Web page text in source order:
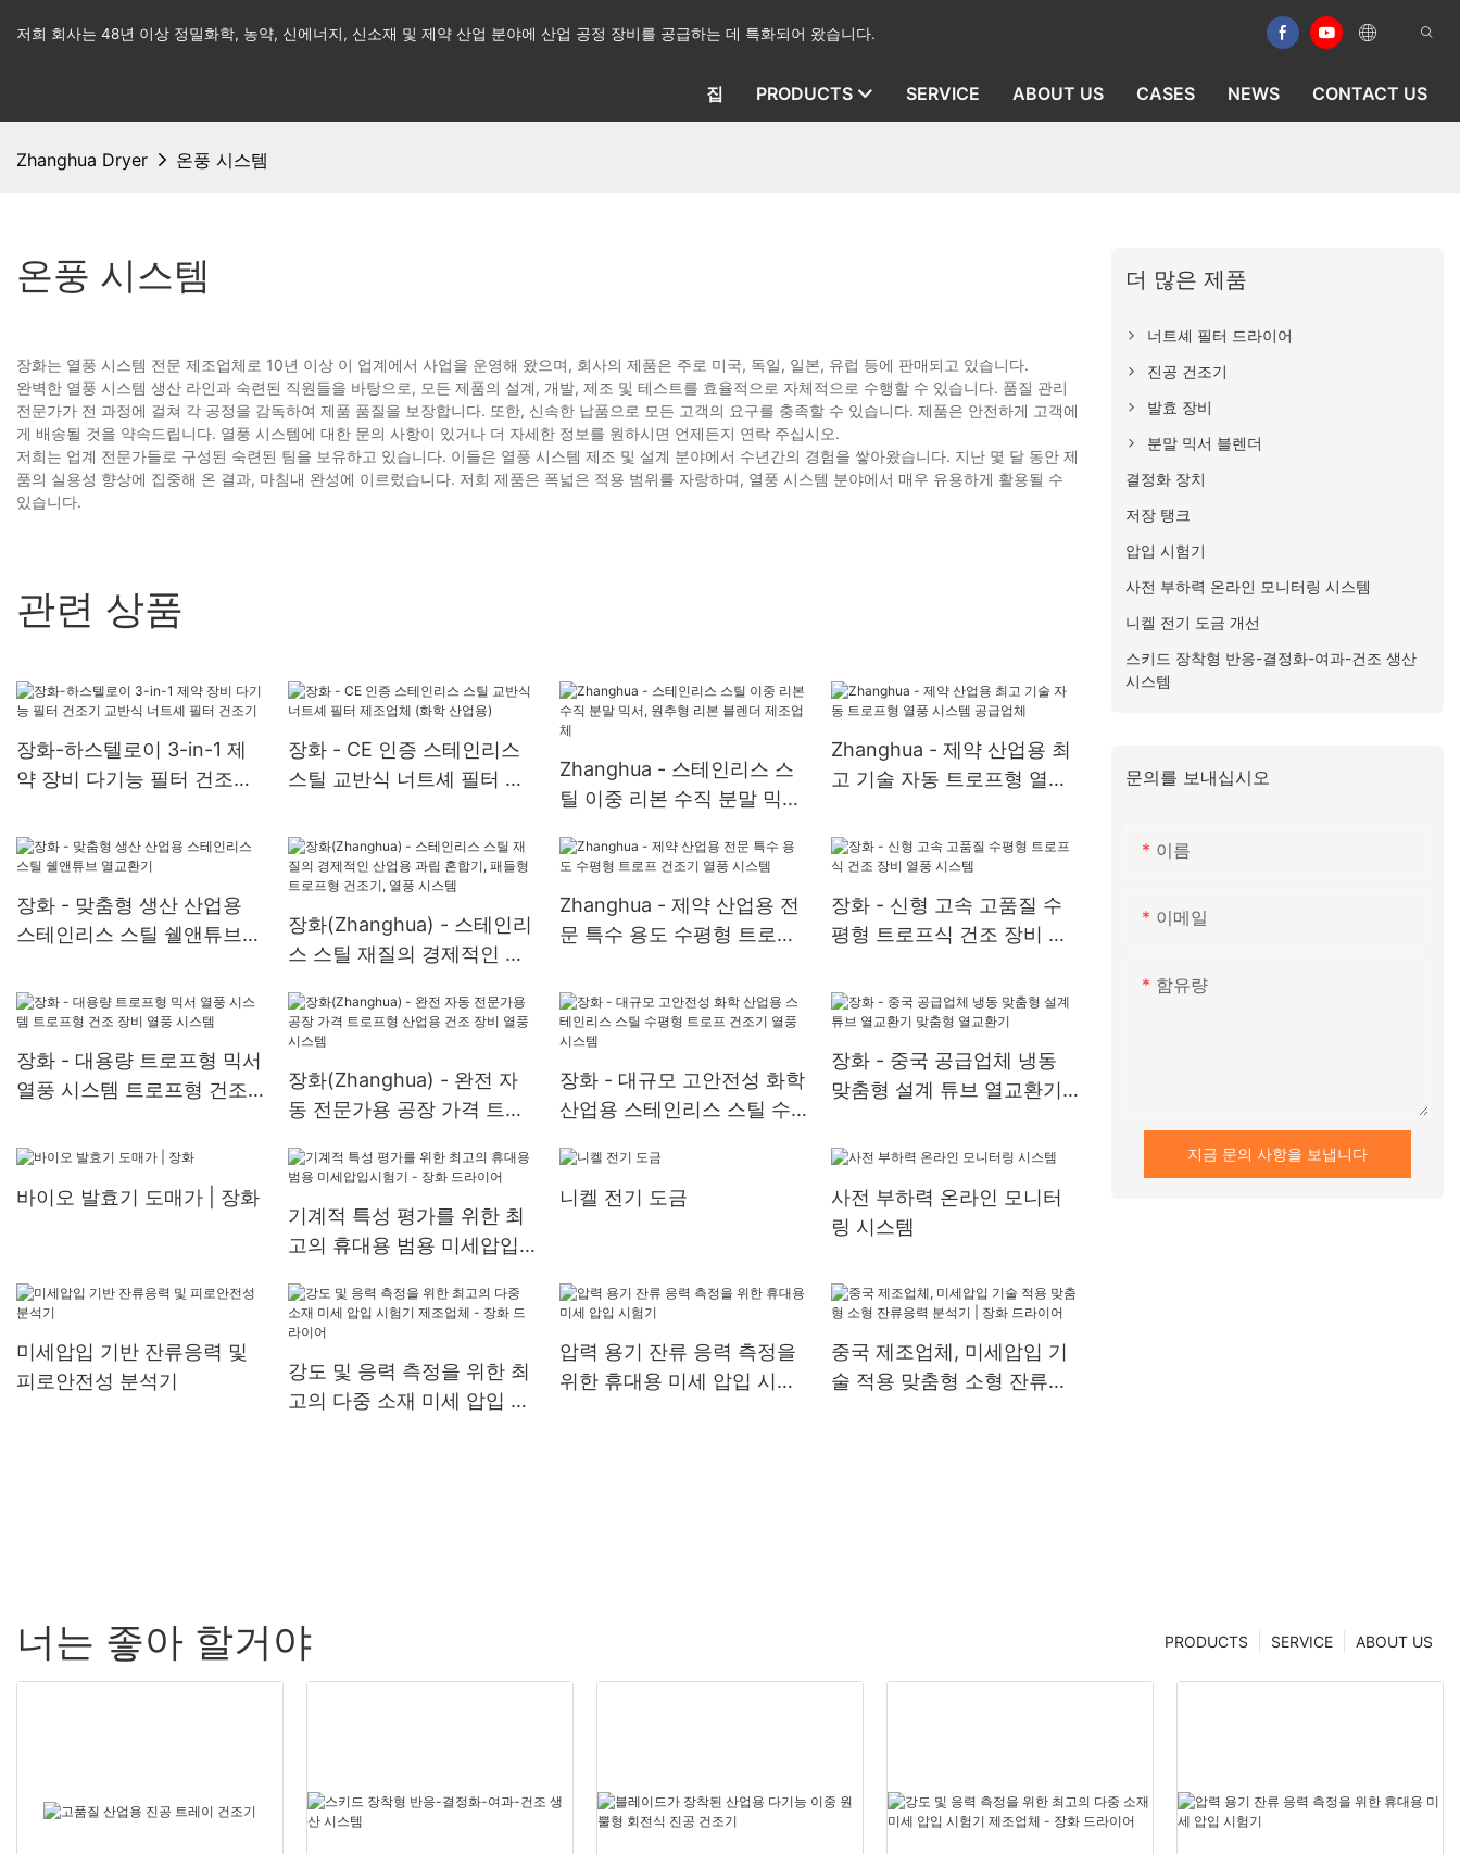
저희 회사는 48년 이상 정밀화학, 농약, 신에너지, 신소재 및 제약 산업 분야에 산업 공정 장비를 공급하는 데 특화되어 왔습니다.
집 PRODUCTS SERVICE ABOUT US CASES NEWS CONTACT US
Zhanghua Dryer 온풍 시스템
온풍 시스템
장화는 열풍 시스템 전문 제조업체로 10년 이상 이 업계에서 사업을 운영해 왔으며, 회사의 제품은 주로 미국, 독일, 일본, 유럽 등에 판매되고 있습니다.
완벽한 열풍 시스템 생산 라인과 숙련된 직원들을 바탕으로, 모든 제품의 설계, 개발, 제조 및 테스트를 효율적으로 자체적으로 수행할 수 있습니다. 품질 관리
전문가가 전 과정에 걸쳐 각 공정을 감독하여 제품 품질을 보장합니다. 또한, 신속한 납품으로 모든 고객의 요구를 충족할 수 있습니다. 제품은 안전하게 고객에
게 배송될 것을 약속드립니다. 열풍 시스템에 대한 문의 사항이 있거나 더 자세한 정보를 원하시면 언제든지 연락 주십시오.
저희는 업계 전문가들로 구성된 숙련된 팀을 보유하고 있습니다. 이들은 열풍 시스템 제조 및 설계 분야에서 수년간의 경험을 쌓아왔습니다. 지난 몇 달 동안 제
품의 실용성 향상에 집중해 온 결과, 마침내 완성에 이르렀습니다. 저희 제품은 폭넓은 적용 범위를 자랑하며, 열풍 시스템 분야에서 매우 유용하게 활용될 수
있습니다.
관련 상품
장화-하스텔로이 3-in-1 제
약 장비 다기능 필터 건조기
장화 - CE 인증 스테인리스
스틸 교반식 너트셰 필터 제
Zhanghua - 스테인리스 스
틸 이중 리본 수직 분말 믹서,
체
Zhanghua - 제약 산업용 최
고 기술 자동 트로프형 열풍
장화 - 맞춤형 생산 산업용
스테인리스 스틸 쉘앤튜브
장화(Zhanghua) - 스테인리
스 스틸 재질의 경제적인 산
로프형 건조기, 열풍 시스템
Zhanghua - 제약 산업용 전
문 특수 용도 수평형 트로프
장화 - 신형 고속 고품질 수
평형 트로프식 건조 장비 열
장화 - 대용량 트로프형 믹서
열풍 시스템 트로프형 건조
장화(Zhanghua) - 완전 자
동 전문가용 공장 가격 트로
시스템
장화 - 대규모 고안전성 화학
산업용 스테인리스 스틸 수
스템
장화 - 중국 공급업체 냉동
맞춤형 설계 튜브 열교환기
바이오 발효기 도매가 | 장화
기계적 특성 평가를 위한 최
고의 휴대용 범용 미세압입
니켈 전기 도금
사전 부하력 온라인 모니터
링 시스템
미세압입 기반 잔류응력 및
피로안전성 분석기
강도 및 응력 측정을 위한 최
고의 다중 소재 미세 압입 시
압력 용기 잔류 응력 측정을
위한 휴대용 미세 압입 시험
중국 제조업체, 미세압입 기
술 적용 맞춤형 소형 잔류응
더 많은 제품
너트셰 필터 드라이어
진공 건조기
발효 장비
분말 믹서 블렌더
결정화 장치
저장 탱크
압입 시험기
사전 부하력 온라인 모니터링 시스템
니켈 전기 도금 개선
스키드 장착형 반응-결정화-여과-건조 생산
시스템
문의를 보내십시오
이름
이메일
함유량
지금 문의 사항을 보냅니다
너는 좋아 할거야 ABOUT US
SERVICE
PRODUCTS